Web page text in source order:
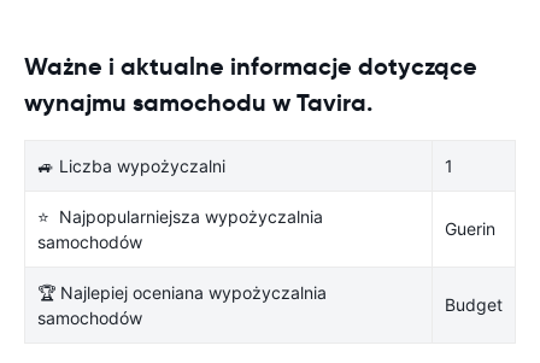
Ważne i aktualne informacje dotyczące
wynajmu samochodu w Tavira.
🚙 Liczba wypożyczalni 1
⭐ Najpopularniejsza wypożyczalnia
samochodów
Guerin
🏆 Najlepiej oceniana wypożyczalnia
samochodów
Budget